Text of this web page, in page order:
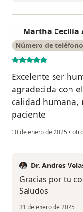
Martha Cecilia
Número de
Excelente ser
agradecida con
calidad humana,
paciente
30 de enero de 2025 •
Dr. Andres
Gracias por tu
Saludos
31 de enero de 2025